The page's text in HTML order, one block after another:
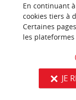
En continuant
cookies tiers à
Certaines
les plateformes
JE